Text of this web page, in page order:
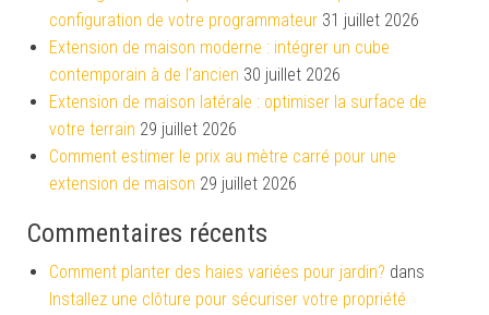
configuration de votre programmateur 31 juillet 2026
Extension de maison moderne : intégrer un cube
contemporain à de l’ancien 30 juillet 2026
Extension de maison latérale : optimiser la surface de
votre terrain 29 juillet 2026
Comment estimer le prix au mètre carré pour une
extension de maison 29 juillet 2026
Commentaires récents
Comment planter des haies variées pour jardin? dans
Installez une clôture pour sécuriser votre propriété